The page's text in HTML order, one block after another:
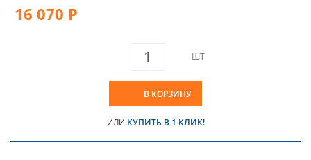
16 070 Р
ШТ
В КОРЗИНУ
ИЛИ КУПИТЬ В 1 КЛИК!